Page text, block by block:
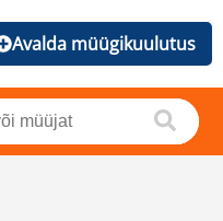
Avalda müügikuulutus